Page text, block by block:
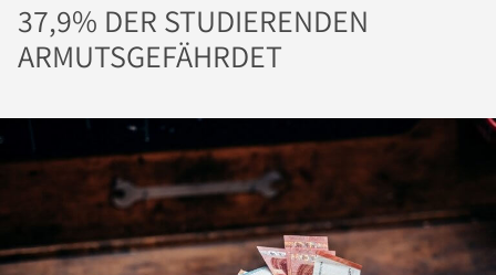
37,9% DER STUDIERENDEN
ARMUTSGEFÄHRDET